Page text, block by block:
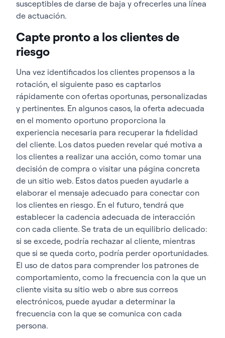
susceptibles de darse de baja y ofrecerles una línea
de actuación.
Capte pronto a los clientes de
riesgo
Una vez identificados los clientes propensos a la
rotación, el siguiente paso es captarlos
rápidamente con ofertas oportunas, personalizadas
y pertinentes. En algunos casos, la oferta adecuada
en el momento oportuno proporciona la
experiencia necesaria para recuperar la fidelidad
del cliente. Los datos pueden revelar qué motiva a
los clientes a realizar una acción, como tomar una
decisión de compra o visitar una página concreta
de un sitio web. Estos datos pueden ayudarle a
elaborar el mensaje adecuado para conectar con
los clientes en riesgo. En el futuro, tendrá que
establecer la cadencia adecuada de interacción
con cada cliente. Se trata de un equilibrio delicado:
si se excede, podría rechazar al cliente, mientras
que si se queda corto, podría perder oportunidades.
El uso de datos para comprender los patrones de
comportamiento, como la frecuencia con la que un
cliente visita su sitio web o abre sus correos
electrónicos, puede ayudar a determinar la
frecuencia con la que se comunica con cada
persona.